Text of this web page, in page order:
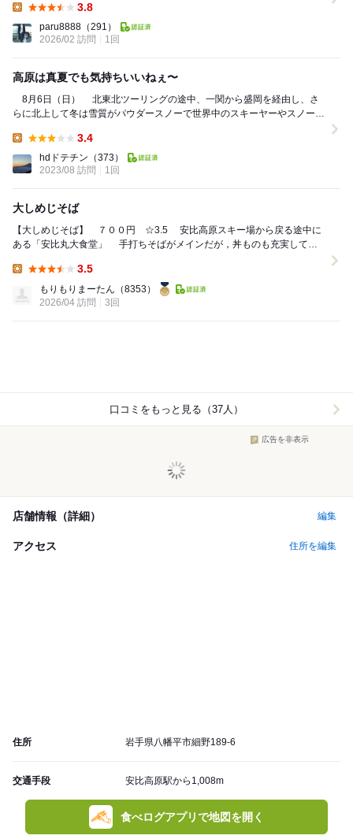
3.8
paru8888 （291）
2026/02 訪問
1回
高原は真夏でも気持ちいいねぇ〜
8月6日（日） 北東北ツーリングの途中、一関から盛岡を経由し、さ
らに北上して冬は雪質がパウダースノーで世界中のスキーヤーやスノーボ
3.4
hdドテチン （373）
2023/08 訪問
1回
大しめじそば
【大しめじそば】 ７００円 ☆3.5 安比高原スキー場から戻る途中に
ある「安比丸大食堂」 手打ちそばがメインだが，丼ものも充実してい
3.5
もりもりまーたん （8353）
2026/04 訪問
3回
口コミをもっと見る（37人）
広告を非表示
店舗情報（詳細） 編集
アクセス 住所を編集
住所 岩手県八幡平市細野189-6
交通手段 安比高原駅から1,008m
食べログアプリで地図を開く